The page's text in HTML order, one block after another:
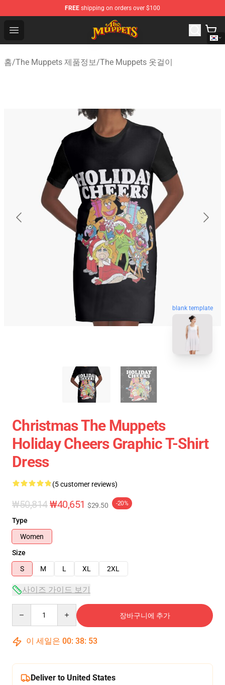
FREE shipping on orders over $100
Open menu
The Muppets Store - Official The Muppets Merchandise
홈/The Muppets 제품정보/The Muppets 옷걸이
blank template
Christmas The Muppets
Holiday Cheers Graphic T-Shirt
Dress
(5 customer reviews)
₩50,814₩40,651 $29.50 -20%
Type
Women
Size
S
M L XL 2XL
사이즈 가이드 보기
장바구니에 추가
이 세일은 00: 38: 53
Deliver to United States